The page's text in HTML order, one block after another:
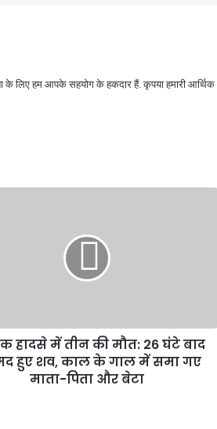
के लिए हम आपके सहयोग के हकदार हैं. कृपया हमारी आर्थिक
हादसे में तीन की मौत: 26 घंटे बाद
हुए शव, काल के गाल में समा गए
माता-पिता और बेटा